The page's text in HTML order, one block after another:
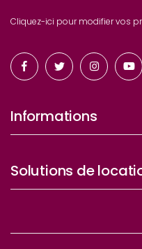
Cliquez-ici pour modifier vos
Informations
Solutions de